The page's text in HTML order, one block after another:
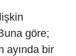
göre;
ayında bir